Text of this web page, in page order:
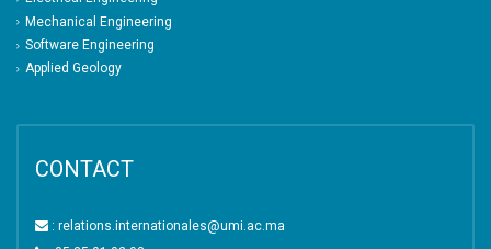
Mechanical Engineering
Software Engineering
Applied Geology
CONTACT
: relations.internationales@umi.ac.ma